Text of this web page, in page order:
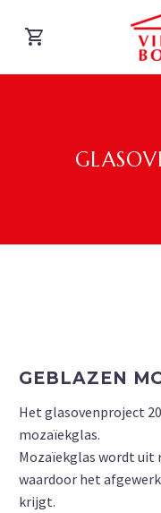
GEBLAZEN
Het glasovenproject
mozaïekglas.
Mozaïekglas wordt uit
waardoor het
krijgt.